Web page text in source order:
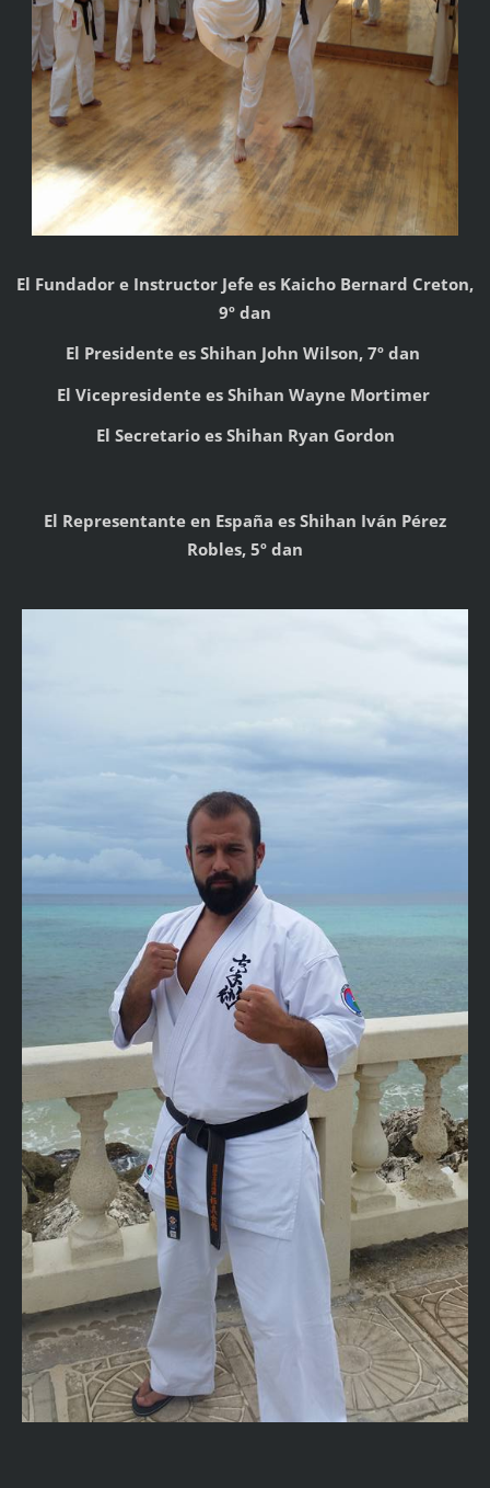
El Fundador e Instructor Jefe es Kaicho Bernard Creton,
9º dan
El Presidente es Shihan John Wilson, 7º dan
El Vicepresidente es Shihan Wayne Mortimer
El Secretario es Shihan Ryan Gordon
El Representante en España es Shihan Iván Pérez
Robles, 5º dan